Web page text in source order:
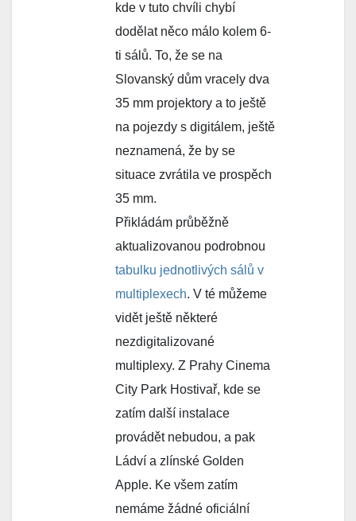
kde v tuto chvíli chybí
dodělat něco málo kolem 6-
ti sálů. To, že se na
Slovanský dům vracely dva
35 mm projektory a to ještě
na pojezdy s digitálem, ještě
neznamená, že by se
situace zvrátila ve prospěch
35 mm.
Přikládám průběžně
aktualizovanou podrobnou
tabulku jednotlivých sálů v
multiplexech. V té můžeme
vidět ještě některé
nezdigitalizované
multiplexy. Z Prahy Cinema
City Park Hostivař, kde se
zatím další instalace
provádět nebudou, a pak
Ládví a zlínské Golden
Apple. Ke všem zatím
nemáme žádné oficiální